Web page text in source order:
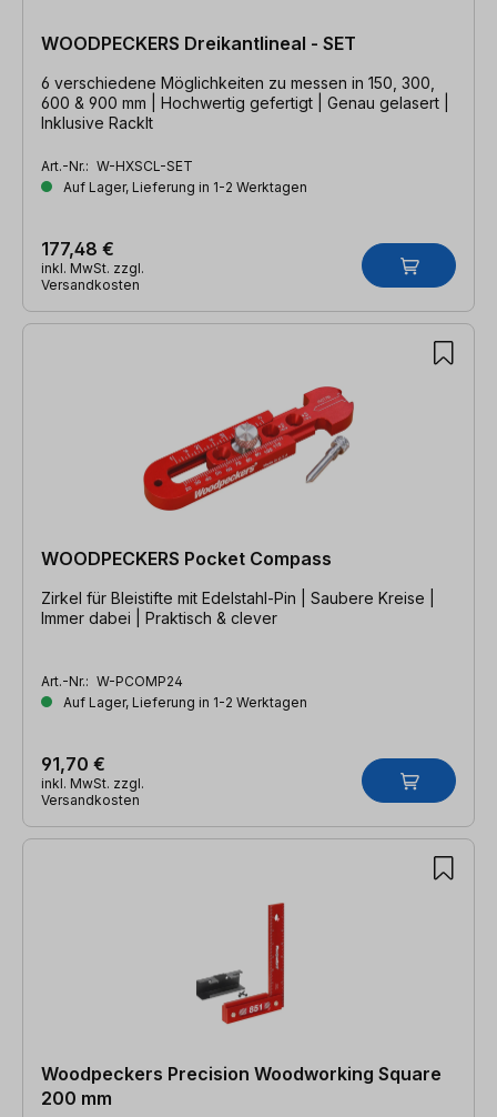
WOODPECKERS Dreikantlineal - SET
6 verschiedene Möglichkeiten zu messen in 150, 300,
600 & 900 mm | Hochwertig gefertigt | Genau gelasert |
Inklusive RackIt
Art.-Nr.: W-HXSCL-SET
Auf Lager, Lieferung in 1-2 Werktagen
177,48 €
inkl. MwSt. zzgl.
Versandkosten
WOODPECKERS Pocket Compass
Zirkel für Bleistifte mit Edelstahl-Pin | Saubere Kreise |
Immer dabei | Praktisch & clever
Art.-Nr.: W-PCOMP24
Auf Lager, Lieferung in 1-2 Werktagen
91,70 €
inkl. MwSt. zzgl.
Versandkosten
Woodpeckers Precision Woodworking Square
200 mm